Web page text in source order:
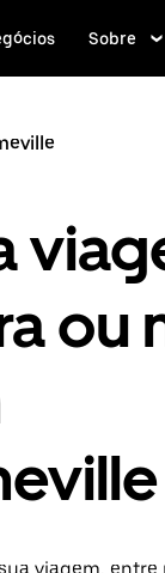
Sobre
ou